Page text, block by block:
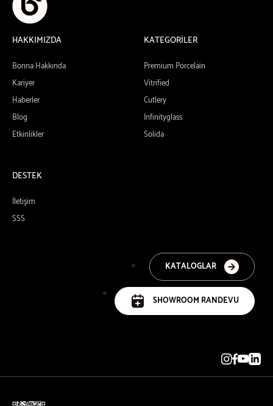
HAKKIMIZDA
Bonna Hakkında
Kariyer
Haberler
Blog
Etkinlikler
KATEGORİLER
Premium Porcelain
Vitrified
Cutlery
Infinityglass
Solida
DESTEK
İletişim
SSS
KATALOGLAR
SHOWROOM RANDEVU